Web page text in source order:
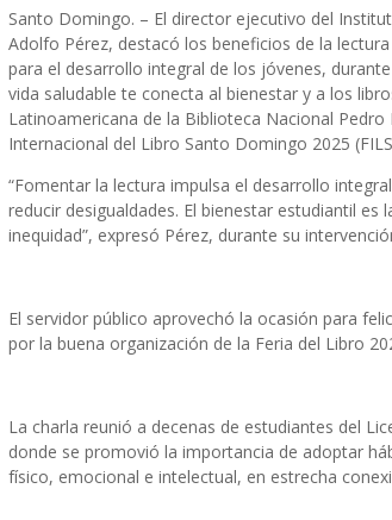
Santo Domingo. – El director ejecutivo del
Adolfo Pérez, destacó los beneficios de la
para el desarrollo integral de los jóvenes,
vida saludable te conecta al bienestar y a los
Latinoamericana de la Biblioteca Nacional Pedro
Internacional del Libro Santo Domingo 2025
“Fomentar la lectura impulsa el desarrollo
reducir desigualdades. El bienestar estudiantil
inequidad”, expresó Pérez, durante su
El servidor público aprovechó la ocasión para
por la buena organización de la Feria del Libro
La charla reunió a decenas de estudiantes del
donde se promovió la importancia de adoptar
físico, emocional e intelectual, en estrecha